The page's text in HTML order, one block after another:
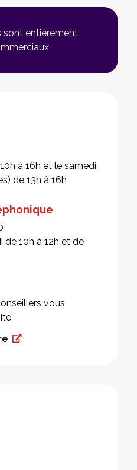
sont entièrement
à 16h et le samedi
de 13h à 16h
de 10h à 12h et de
vous